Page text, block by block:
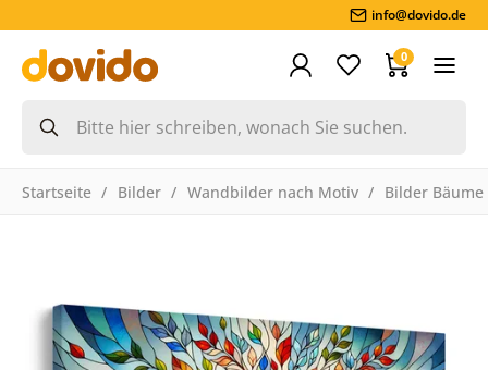
info@dovido.de
0
Startseite Bilder Wandbilder nach Motiv Bilder Bäume